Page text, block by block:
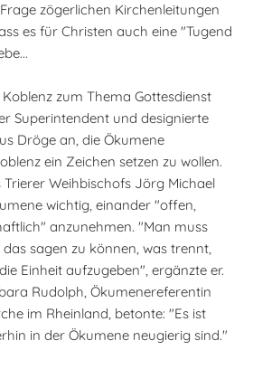
zögerlichen Kirchenleitungen
es für Christen auch eine "Tugend
zum Thema Gottesdienst
Superintendent und designierte
Dröge an, die Ökumene
ein Zeichen setzen zu wollen.
Weihbischofs Jörg Michael
wichtig, einander "offen,
anzunehmen. "Man muss
sagen zu können, was trennt,
Einheit aufzugeben", ergänzte er.
Rudolph, Ökumenereferentin
im Rheinland, betonte: "Es ist
in der Ökumene neugierig sind."